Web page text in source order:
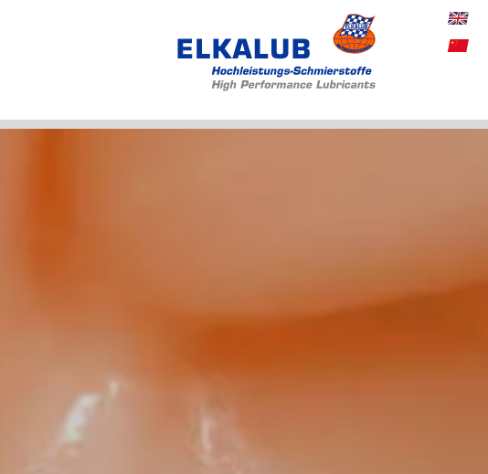
Produkte
Service